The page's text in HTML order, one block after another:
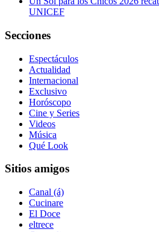
UNICEF
Secciones
Espectáculos
Actualidad
Internacional
Exclusivo
Horóscopo
Cine y Series
Videos
Música
Qué Look
Sitios amigos
Canal (á)
Cucinare
El Doce
eltrece